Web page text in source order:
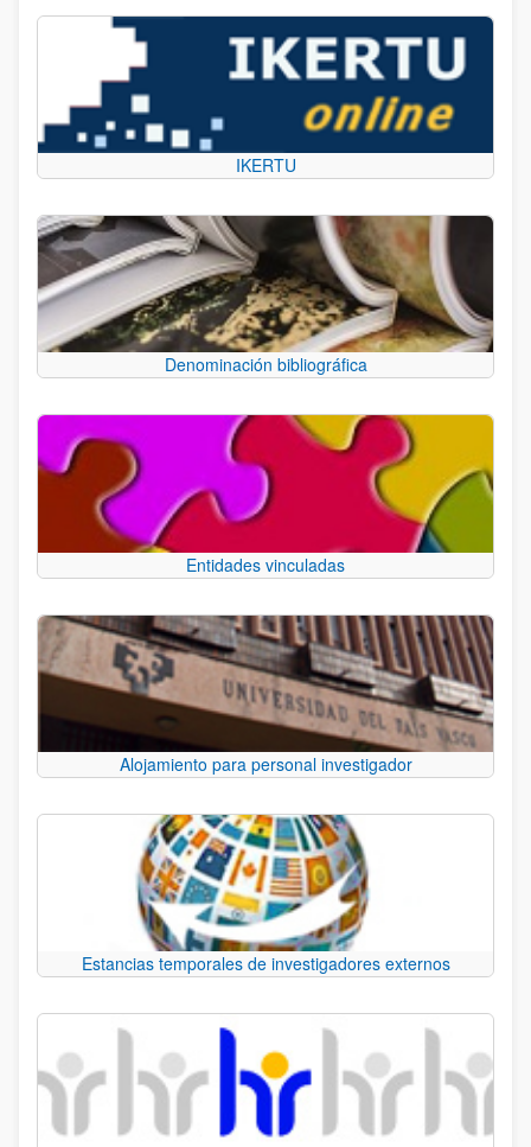
IKERTU
Denominación bibliográfica
Entidades vinculadas
Alojamiento para personal investigador
Estancias temporales de investigadores externos